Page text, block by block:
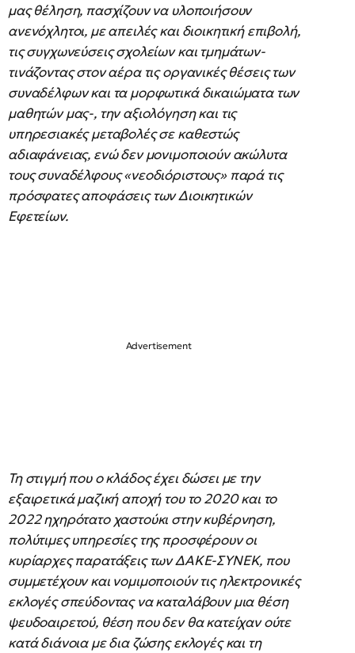
μας θέληση, πασχίζουν να υλοποιήσουν
ανενόχλητοι, με απειλές και διοικητική επιβολή,
τις συγχωνεύσεις σχολείων και τμημάτων-
τινάζοντας στον αέρα τις οργανικές θέσεις των
συναδέλφων και τα μορφωτικά δικαιώματα των
μαθητών μας-, την αξιολόγηση και τις
υπηρεσιακές μεταβολές σε καθεστώς
αδιαφάνειας, ενώ δεν μονιμοποιούν ακώλυτα
τους συναδέλφους «νεοδιόριστους» παρά τις
πρόσφατες αποφάσεις των Διοικητικών
Εφετείων.
Τη στιγμή που ο κλάδος έχει δώσει με την
εξαιρετικά μαζική αποχή του το 2020 και το
2022 ηχηρότατο χαστούκι στην κυβέρνηση,
πολύτιμες υπηρεσίες της προσφέρουν οι
κυρίαρχες παρατάξεις των ΔΑΚΕ-ΣΥΝΕΚ, που
συμμετέχουν και νομιμοποιούν τις ηλεκτρονικές
εκλογές σπεύδοντας να καταλάβουν μια θέση
ψευδοαιρετού, θέση που δεν θα κατείχαν ούτε
κατά διάνοια με δια ζώσης εκλογές και τη